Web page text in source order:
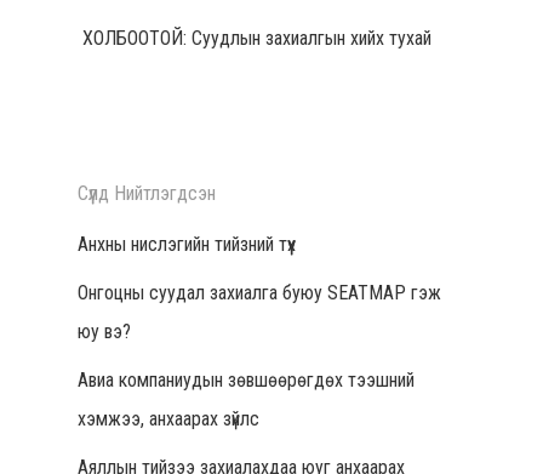
ХОЛБООТОЙ: Суудлын захиалгын хийх тухай
Сүүлд Нийтлэгдсэн
Анхны нислэгийн тийзний түүх
Онгоцны суудал захиалга буюу SEATMAP гэж
юу вэ?
Авиа компаниудын зөвшөөрөгдөх тээшний
хэмжээ, анхаарах зүйлс
Аяллын тийзээ захиалахдаа юуг анхаарах
Агаарын Ачаа